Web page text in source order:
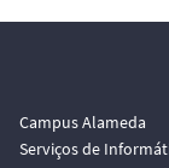
Campus Alameda
Serviços de